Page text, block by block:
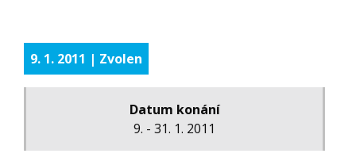
9. 1. 2011 | Zvolen
Datum konání
9. - 31. 1. 2011